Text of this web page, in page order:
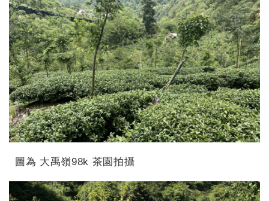
圖為 大禹嶺98k 茶園拍攝